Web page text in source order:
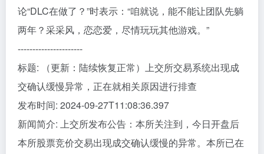
论“DLC在做了？”时表示：“咱就说，能不能让团队先躺
两年？采采风，恋恋爱，尽情玩玩其他游戏。”
----------------------
标题: （更新：陆续恢复正常）上交所交易系统出现成
交确认缓慢异常，正在就相关原因进行排查
发布时间: 2024-09-27T11:08:36.397
新闻简介: 上交所发布公告：本所关注到，今日开盘后
本所股票竞价交易出现成交确认缓慢的异常。本所已在